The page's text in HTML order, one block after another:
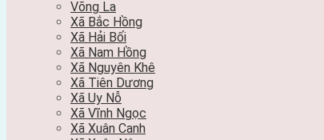
Võng La
Xã Bắc Hồng
Xã Hải Bối
Xã Nam Hồng
Xã Nguyên Khê
Xã Tiên Dương
Xã Uy Nỗ
Xã Vĩnh Ngọc
Xã Xuân Canh